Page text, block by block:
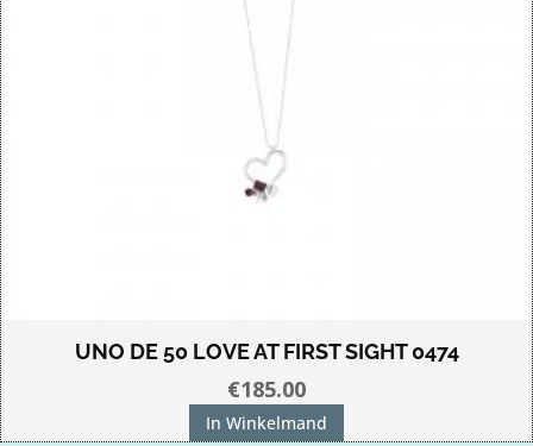
UNO DE 50 LOVE AT FIRST SIGHT 0474
€185.00
In Winkelmand